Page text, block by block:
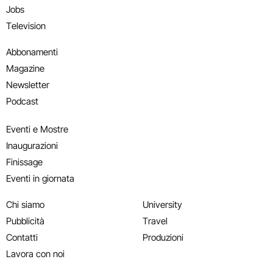
Jobs
Television
Abbonamenti
Magazine
Newsletter
Podcast
Eventi e Mostre
Inaugurazioni
Finissage
Eventi in giornata
Chi siamo
Pubblicità
Contatti
Lavora con noi
University
Travel
Produzioni